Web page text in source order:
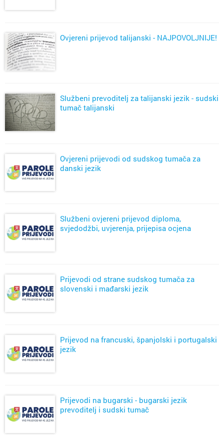
Ovjereni prijevod talijanski - NAJPOVOLJNIJE!
Službeni prevoditelj za talijanski jezik - sudski
tumač talijanski
Ovjereni prijevodi od sudskog tumača za
danski jezik
Službeni ovjereni prijevod diploma,
svjedodžbi, uvjerenja, prijepisa ocjena
Prijevodi od strane sudskog tumača za
slovenski i mađarski jezik
Prijevod na francuski, španjolski i portugalski
jezik
Prijevodi na bugarski - bugarski jezik
prevoditelj i sudski tumač